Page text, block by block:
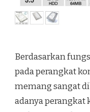
Berdasarkan
pada perangkat
memang sangat
adanya perangkat